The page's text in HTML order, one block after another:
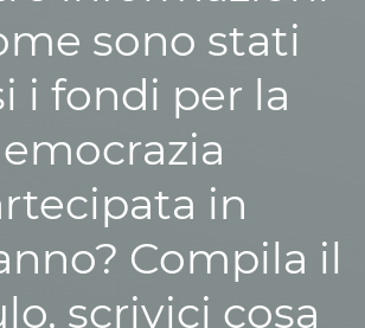
sono stati
i fondi per la
in
Compila il
scrivici cosa